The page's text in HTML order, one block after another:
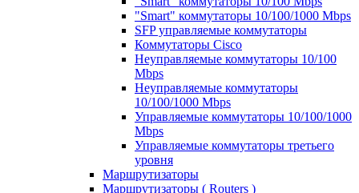
"Smart" коммутаторы 10/100/1000 Mbps
SFP управляемые коммутаторы
Коммутаторы Cisco
Неуправляемые коммутаторы 10/100
Mbps
Неуправляемые коммутаторы
10/100/1000 Mbps
Управляемые коммутаторы 10/100/1000
Mbps
Управляемые коммутаторы третьего
уровня
Маршрутизаторы
Маршрутизаторы ( Routers )